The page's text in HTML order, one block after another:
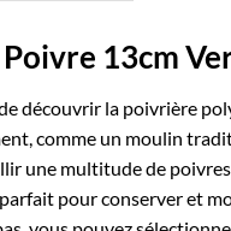
13cm
découvrir la poivrière
comme un moulin
une multitude de
pour conserver et